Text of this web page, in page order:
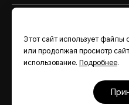
ноутбука
(Pусский)
Политика
Этот сайт использует
или продолжая просмотр
использование. Подробнее.